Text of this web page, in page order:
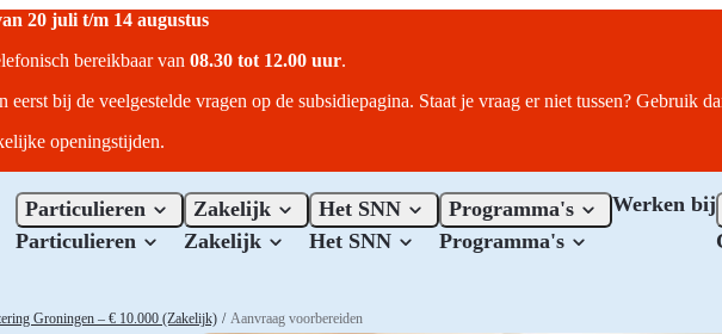
20 juli t/m 14 augustus
bereikbaar van 08.30 tot 12.00 uur.
bij de veelgestelde vragen op de subsidiepagina. Staat je vraag er niet tussen? Gebruik
openingstijden.
Particulieren
Particulieren
Zakelijk
Zakelijk
Het SNN
Het SNN
Programma's
Programma's
Werken bij
Groningen – € 10.000 (Zakelijk) / Aanvraag voorbereiden